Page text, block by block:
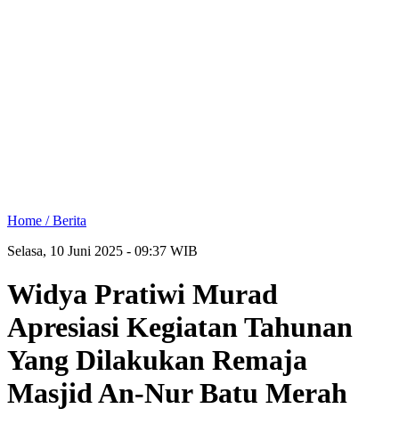
Home /Berita
Selasa, 10 Juni 2025 - 09:37 WIB
Widya Pratiwi Murad
Apresiasi Kegiatan Tahunan
Yang Dilakukan Remaja
Masjid An-Nur Batu Merah